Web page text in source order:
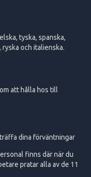
tyska, spanska,
och italienska.
att hålla hos till
dina förväntningar
finns där när du
pratar alla av de 11